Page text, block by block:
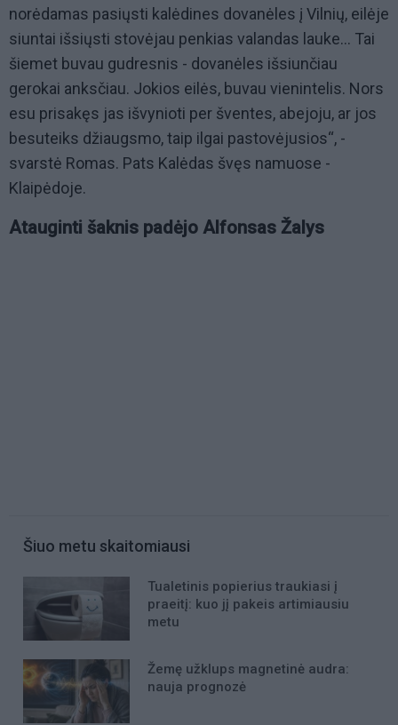
norėdamas pasiųsti kalėdines dovanėles į Vilnių, eilėje
siuntai išsiųsti stovėjau penkias valandas lauke... Tai
šiemet buvau gudresnis - dovanėles išsiunčiau
gerokai anksčiau. Jokios eilės, buvau vienintelis. Nors
esu prisakęs jas išvynioti per šventes, abejoju, ar jos
besuteiks džiaugsmo, taip ilgai pastovėjusios“, -
svarstė Romas. Pats Kalėdas švęs namuose -
Klaipėdoje.
Atauginti šaknis padėjo Alfonsas Žalys
Šiuo metu skaitomiausi
Tualetinis popierius traukiasi į
praeitį: kuo jį pakeis artimiausiu
metu
Žemę užklups magnetinė audra:
nauja prognozė